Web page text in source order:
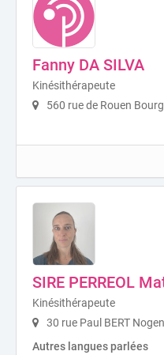
Fanny DA SILVA
Kinésithérapeute
560 rue de Rouen
SIRE PERREOL
Kinésithérapeute
30 rue Paul BERT
Autres langues parlées